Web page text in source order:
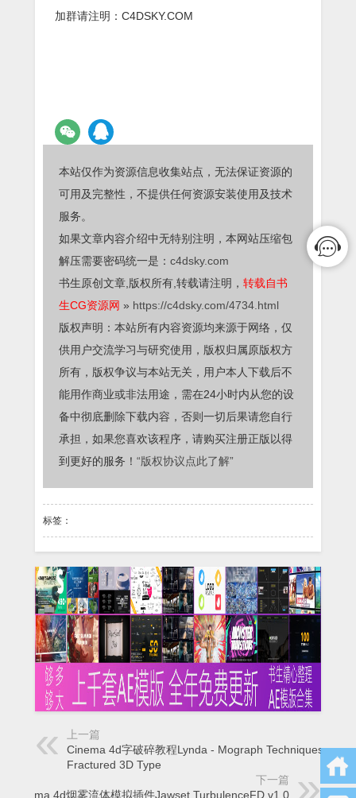
加群请注明：C4DSKY.COM
本站仅作为资源信息收集站点，无法保证资源的
可用及完整性，不提供任何资源安装使用及技术
服务。
如果文章内容介绍中无特别注明，本网站压缩包
解压需要密码统一是： c4dsky.com
书生原创文章,版权所有,转载请注明， 转载自书
生CG资源网 » https://c4dsky.com/4734.html
版权声明：本站所有内容资源均来源于网络，仅
供用户交流学习与研究使用，版权归属原版权方
所有，版权争议与本站无关，用户本人下载后不
能用作商业或非法用途，需在24小时内从您的设
备中彻底删除下载内容，否则一切后果请您自行
承担，如果您喜欢该程序，请购买注册正版以得
到更好的服务！ “版权协议点此了解”
标签：
上一篇
Cinema 4d字破碎教程Lynda - Mograph Techniques
Fractured 3D Type
下一篇
Cinema 4d烟雾流体模拟插件Jawset TurbulenceFD v1.0